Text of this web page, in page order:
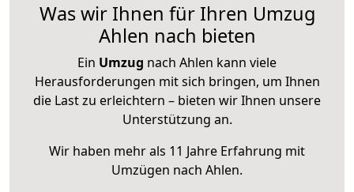
Was wir Ihnen für Ihren Umzug
Ahlen nach bieten
Ein Umzug nach Ahlen kann viele
Herausforderungen mit sich bringen, um Ihnen
die Last zu erleichtern – bieten wir Ihnen unsere
Unterstützung an.
Wir haben mehr als 11 Jahre Erfahrung mit
Umzügen nach Ahlen.